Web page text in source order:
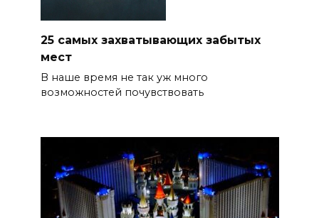
25 самых захватывающих забытых
мест
В наше время не так уж много
возможностей почувствовать